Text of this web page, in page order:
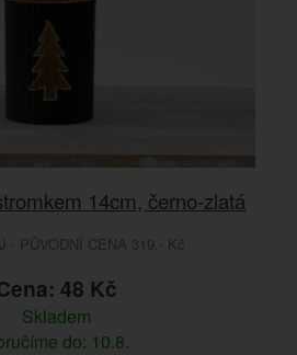
14cm, černo-zlatá
- PŮVODNÍ CENA 319.- Kč
48 Kč
Skladem
do: 10.8.